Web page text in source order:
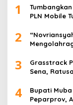
1
PLN Mobile
2
3
Grasstrack
Sena,
4
Bupati
Peparprov,